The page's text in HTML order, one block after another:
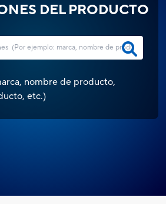
DEL PRODUCTO
nombre de producto,
etc.)